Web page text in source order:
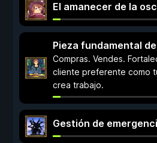
El amanecer de la
Pieza fundamental
Compras. Vendes.
cliente preferente como
crea trabajo.
Gestión de